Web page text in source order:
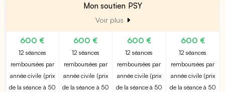
Mon soutien PSY
Voir plus
600 €
12 séances
remboursées par
année civile (prix
de la séance à 50
600 €
12 séances
remboursées par
année civile (prix
de la séance à 50
600 €
12 séances
remboursées par
année civile (prix
de la séance à 50
600 €
12 séances
remboursées par
année civile (prix
de la séance à 50